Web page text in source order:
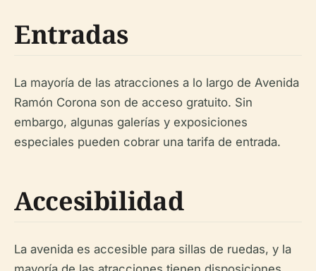
Entradas
La mayoría de las atracciones a lo largo de Avenida
Ramón Corona son de acceso gratuito. Sin
embargo, algunas galerías y exposiciones
especiales pueden cobrar una tarifa de entrada.
Accesibilidad
La avenida es accesible para sillas de ruedas, y la